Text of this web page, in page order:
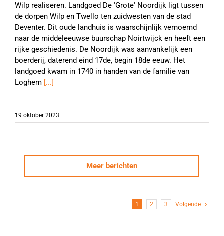
Wilp realiseren. Landgoed De 'Grote' Noordijk ligt tussen
de dorpen Wilp en Twello ten zuidwesten van de stad
Deventer. Dit oude landhuis is waarschijnlijk vernoemd
naar de middeleeuwse buurschap Noirtwijck en heeft een
rijke geschiedenis. De Noordijk was aanvankelijk een
boerderij, daterend eind 17de, begin 18de eeuw. Het
landgoed kwam in 1740 in handen van de familie van
Loghem [...]
19 oktober 2023
Meer berichten
1 2 3 Volgende